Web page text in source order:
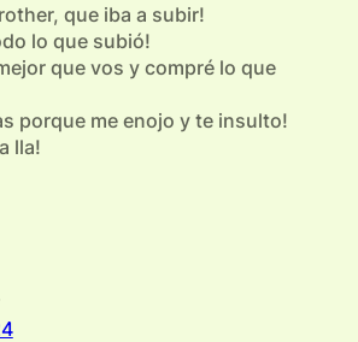
que iba a subir!
lo que subió!
que vos y compré lo que
porque me enojo y te insulto!
lla!